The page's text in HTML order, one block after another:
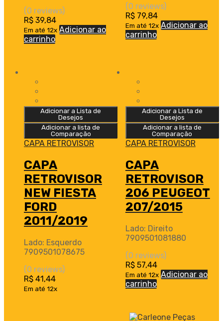
(0 reviews)
R$ 39,84
Em até 12x Adicionar ao
carrinho
(0 reviews)
R$79,84
Em até 12x Adicionar ao
carrinho
Adicionar a Lista de
Desejos
Adicionar a lista de
Comparação
CAPA RETROVISOR
CAPA
RETROVISOR
NEW FIESTA
FORD
2011/2019
Lado: Esquerdo
7909501078675
(0 reviews)
R$ 41,44
Em até 12x
Adicionar a Lista de
Desejos
Adicionar a lista de
Comparação
CAPA RETROVISOR
CAPA
RETROVISOR
206 PEUGEOT
207/2015
Lado: Direito
7909501081880
(0 reviews)
R$57,44
Em até 12x Adicionar ao
carrinho